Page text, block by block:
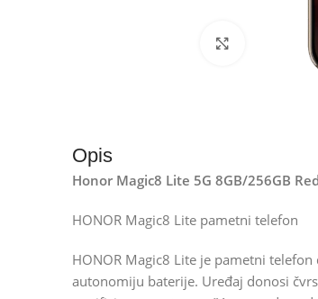
Opis
Honor Magic8 Lite 5G 8GB/256GB Red
HONOR Magic8 Lite pametni telefon
HONOR Magic8 Lite je pametni
autonomiju baterije. Uređaj donosi